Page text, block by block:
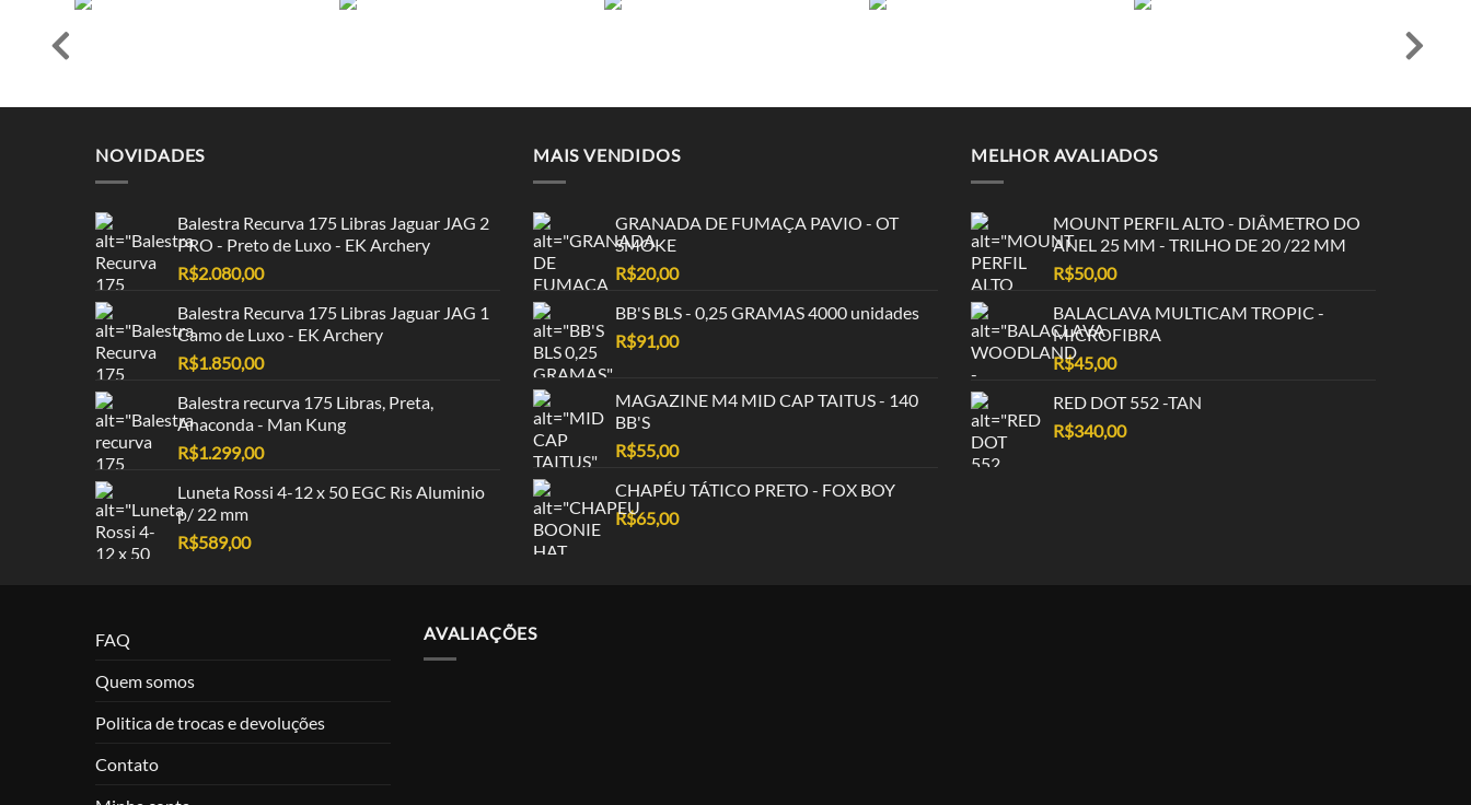
NOVIDADES
Balestra Recurva 175 Libras Jaguar JAG 2
PRO - Preto de Luxo - EK Archery
R$2.080,00
Balestra Recurva 175 Libras Jaguar JAG 1
Camo de Luxo - EK Archery
R$1.850,00
Balestra recurva 175 Libras, Preta,
Anaconda - Man Kung
R$1.299,00
Luneta Rossi 4-12 x 50 EGC Ris Aluminio
p/ 22 mm
R$589,00
MAIS VENDIDOS
GRANADA DE FUMAÇA PAVIO - OT
SMOKE
R$20,00
BB'S BLS - 0,25 GRAMAS 4000 unidades
R$91,00
MAGAZINE M4 MID CAP TAITUS - 140
BB'S
R$55,00
CHAPÉU TÁTICO PRETO - FOX BOY
R$65,00
MELHOR AVALIADOS
MOUNT PERFIL ALTO - DIÂMETRO DO
ANEL 25 MM - TRILHO DE 20 /22 MM
R$50,00
BALACLAVA MULTICAM TROPIC -
MICROFIBRA
R$45,00
RED DOT 552 -TAN
R$340,00
FAQ
Quem somos
Politica de trocas e devoluções
Contato
AVALIAÇÕES